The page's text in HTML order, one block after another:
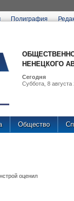
Полиграфия
НЕНЕЦКОГО
Сегодня
Суббота, 8 августа
Общество
оценил